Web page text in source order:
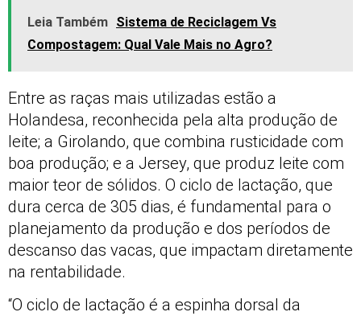
Leia Também Sistema de Reciclagem Vs
Compostagem: Qual Vale Mais no Agro?
Entre as raças mais utilizadas estão a
Holandesa, reconhecida pela alta produção de
leite; a Girolando, que combina rusticidade com
boa produção; e a Jersey, que produz leite com
maior teor de sólidos. O ciclo de lactação, que
dura cerca de 305 dias, é fundamental para o
planejamento da produção e dos períodos de
descanso das vacas, que impactam diretamente
na rentabilidade.
“O ciclo de lactação é a espinha dorsal da